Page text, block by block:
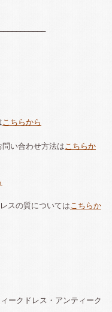
こちらから
い合わせ方法は こちらか
スの質については こちらか
ークドレス・アンティーク